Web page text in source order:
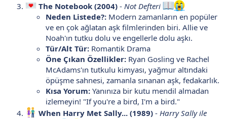
The Notebook (2004) - Not Defteri
Neden Listede?: Modern zamanların en popüler
ve en çok ağlatan aşk filmlerinden biri. Allie ve
Noah'ın tutku dolu ve engellerle dolu aşkı.
Tür/Alt Tür: Romantik Drama
Öne Çıkan Özellikler: Ryan Gosling ve Rachel
McAdams'ın tutkulu kimyası, yağmur altındaki
öpüşme sahnesi, zamanla sınanan aşk, fedakarlık.
Kısa Yorum: Yanınıza bir kutu mendil almadan
izlemeyin! "If you're a bird, I'm a bird."
When Harry Met Sally... (1989) - Harry Sally ile